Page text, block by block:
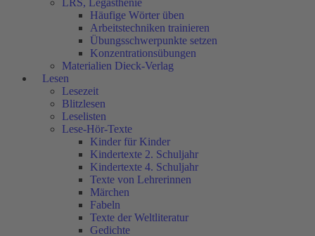
LRS, Legasthenie
Häufige Wörter üben
Arbeitstechniken trainieren
Übungsschwerpunkte setzen
Konzentrationsübungen
Materialien Dieck-Verlag
Lesen
Lesezeit
Blitzlesen
Leselisten
Lese-Hör-Texte
Kinder für Kinder
Kindertexte 2. Schuljahr
Kindertexte 4. Schuljahr
Texte von Lehrerinnen
Märchen
Fabeln
Texte der Weltliteratur
Gedichte